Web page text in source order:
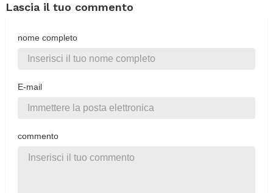
Lascia il tuo commento
nome completo
E-mail
commento